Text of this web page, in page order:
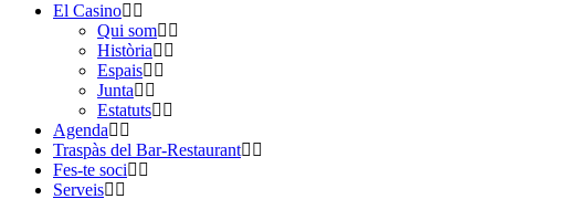
El Casino
Qui som
Història
Espais
Junta
Estatuts
Agenda
Traspàs del Bar-Restaurant
Fes-te soci
Serveis